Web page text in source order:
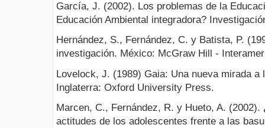
García, J. (2002). Los problemas de la
Educación Ambiental integradora?
Hernández, S., Fernández, C. y Batista, P.
investigación. México: McGraw Hill -
Lovelock, J. (1989) Gaia: Una nueva mirada a
Inglaterra: Oxford University Press.
Marcen, C., Fernández, R. y Hueto, A.
actitudes de los adolescentes frente a las